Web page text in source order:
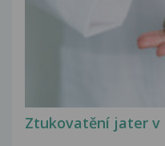
Ztukovatění jater v